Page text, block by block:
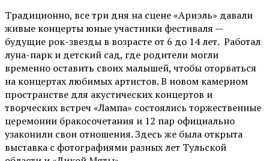
Традиционно, все три дня на сцене«Ариэль» давали
живые концерты юные участники фестиваля —
будущие рок-звезды в возрасте от 6 до 14 лет. Работал
луна-парк и детский сад, где родители могли
временно оставить своих малышей, чтобы оторваться
на концертах любимых артистов. В новом камерном
пространстве для акустических концертов и
творческих встреч «Лампа» состоялись торжественные
церемонии бракосочетания и 12 пар официально
узаконили свои отношения. Здесь же была открыта
выставка с фотографиями разных лет Тульской